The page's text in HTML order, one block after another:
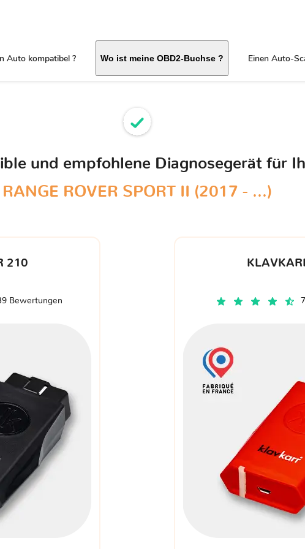
Auto kompatibel ? Wo ist meine OBD2-Buchse ? Einen Auto-
und empfohlene Diagnosegerät für
RANGE ROVER SPORT II (2017 - ...)
210
Bewertungen